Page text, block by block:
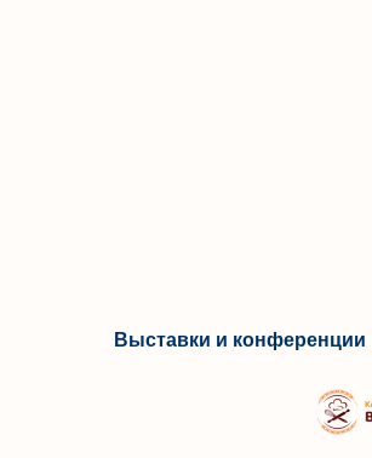
Выставки и конференции